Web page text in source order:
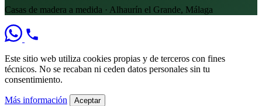
Casas de madera a medida · Alhaurín el Grande, Málaga
Este sitio web utiliza cookies propias y de terceros con fines
técnicos. No se recaban ni ceden datos personales sin tu
consentimiento.
Más información Aceptar